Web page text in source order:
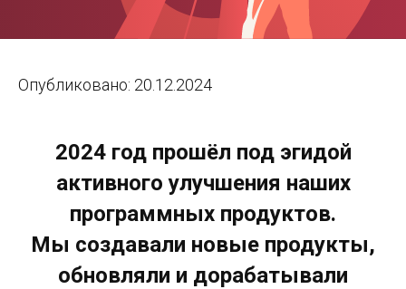
Опубликовано: 20.12.2024
2024 год прошёл под эгидой
активного улучшения наших
программных продуктов.
Мы создавали новые продукты,
обновляли и дорабатывали